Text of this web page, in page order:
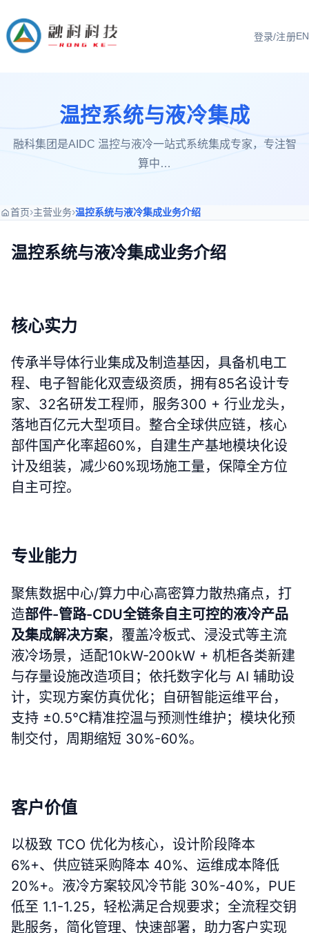
登录/注册EN
温控系统与液冷集成
融科集团是AIDC 温控与液冷一站式系统集成专家，专注智
算中…
首页›主营业务›温控系统与液冷集成业务介绍
温控系统与液冷集成业务介绍
核心实力
传承半导体行业集成及制造基因，具备机电工
程、电子智能化双壹级资质，拥有85名设计专
家、32名研发工程师，服务300 + 行业龙头，
落地百亿元大型项目。整合全球供应链，核心
部件国产化率超60%，自建生产基地模块化设
计及组装，减少60%现场施工量，保障全方位
自主可控。
专业能力
聚焦数据中心/算力中心高密算力散热痛点，打
造部件-管路-CDU全链条自主可控的液冷产品
及集成解决方案，覆盖冷板式、浸没式等主流
液冷场景，适配10kW-200kW + 机柜各类新建
与存量设施改造项目；依托数字化与 AI 辅助设
计，实现方案仿真优化；自研智能运维平台，
支持 ±0.5℃精准控温与预测性维护；模块化预
制交付，周期缩短 30%-60%。
客户价值
以极致 TCO 优化为核心，设计阶段降本
6%+、供应链采购降本 40%、运维成本降低
20%+。液冷方案较风冷节能 30%-40%，PUE
低至 1.1-1.25，轻松满足合规要求；全流程交钥
匙服务，简化管理、快速部署，助力客户实现